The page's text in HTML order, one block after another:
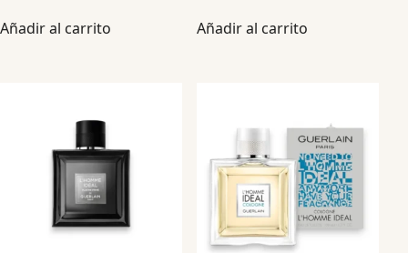
Añadir al carrito Añadir al carrito